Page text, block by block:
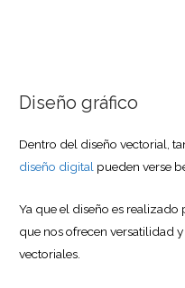
Diseño gráfico
Dentro del diseño vectorial,
diseño digital pueden verse
Ya que el diseño es
que nos ofrecen versatilidad
vectoriales.